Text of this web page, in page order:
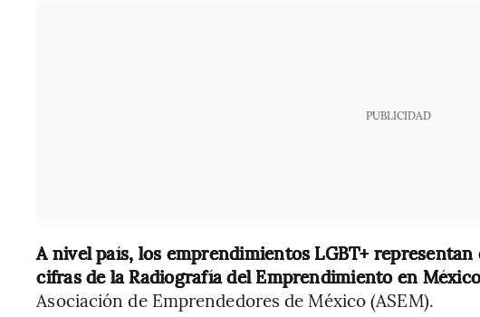
PUBLICIDAD
A nivel país, los emprendimientos LGBT+
cifras de la Radiografía del Emprendimiento en
Asociación de Emprendedores de México (ASEM).